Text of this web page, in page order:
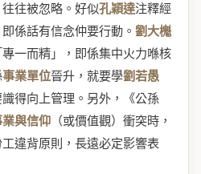
往被忽略。好似孔穎達注釋經
係話有信念仲要行動。 劉大櫆
一而精」，即係集中火力喺核
事業單位晉升，就要學劉若愚
得向上管理。另外，《公孫
與信仰 （或價值觀）衝突時，
違背原則，長遠必定影響表